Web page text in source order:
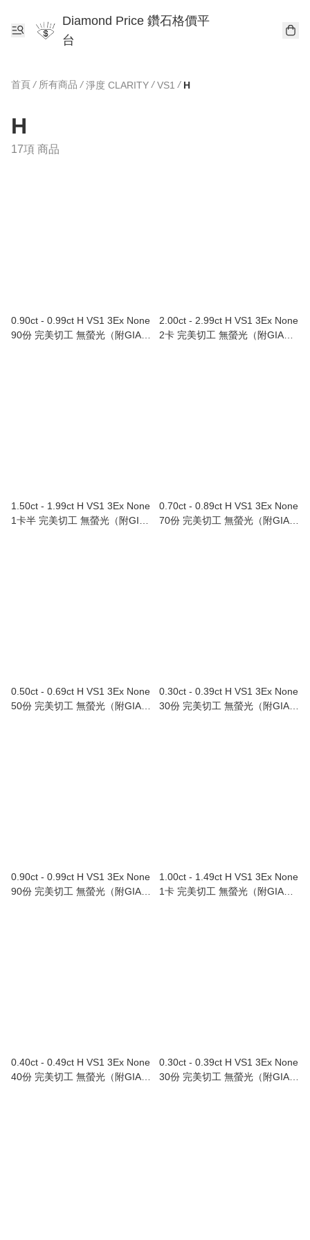
Diamond Price 鑽石格價平
台
首頁 / 所有商品 / 淨度 CLARITY / VS1 / H
H
17項 商品
0.90ct - 0.99ct H VS1 3Ex None
90份 完美切工 無螢光（附GIA證
2.00ct - 2.99ct H VS1 3Ex None
2卡 完美切工 無螢光（附GIA證
1.50ct - 1.99ct H VS1 3Ex None
1卡半 完美切工 無螢光（附GIA
0.70ct - 0.89ct H VS1 3Ex None
70份 完美切工 無螢光（附GIA證
0.50ct - 0.69ct H VS1 3Ex None
50份 完美切工 無螢光（附GIA證
0.30ct - 0.39ct H VS1 3Ex None
30份 完美切工 無螢光（附GIA證
0.90ct - 0.99ct H VS1 3Ex None
90份 完美切工 無螢光（附GIA證
1.00ct - 1.49ct H VS1 3Ex None
1卡 完美切工 無螢光（附GIA證
0.40ct - 0.49ct H VS1 3Ex None
40份 完美切工 無螢光（附GIA證
0.30ct - 0.39ct H VS1 3Ex None
30份 完美切工 無螢光（附GIA證